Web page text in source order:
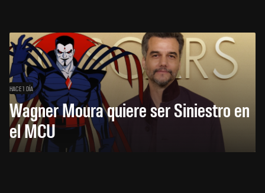
HACE 1 DÍA
Wagner Moura quiere ser Siniestro en
el MCU